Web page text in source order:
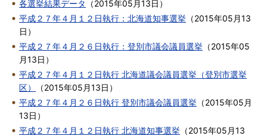
各選挙結果データ
（2015年05月13日 ）
平成２７年４月１２日執行：北海道知事選挙 （2015年05月13
日 ）
平成２７年４月２６日執行：登別市議会議員選挙 （2015年05
月13日 ）
平成２７年４月１２日執行 北海道議会議員選挙（登別市選挙
区）
（2015年05月13日 ）
平成２７年４月２６日執行 登別市議会議員選挙 （2015年05月
13日 ）
平成２７年４月１２日執行 北海道知事選挙 （2015年05月13